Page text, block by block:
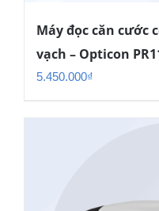
Máy đọc căn cước
vạch – Opticon
5.450.000₫